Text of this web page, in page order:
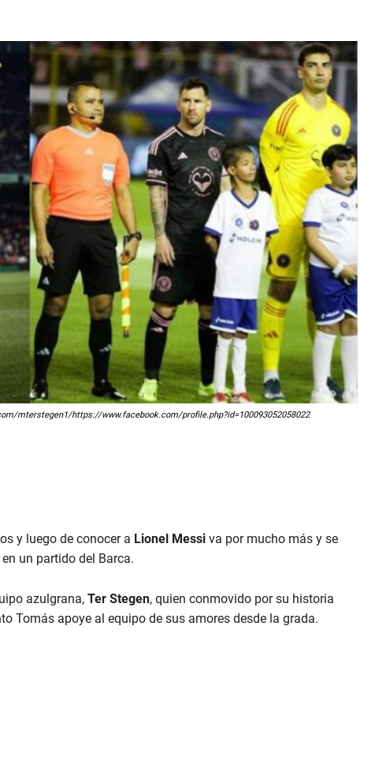
mterstegen1/https://www.facebook.com/profile.php?id=100093052058022
y luego de conocer a Lionel Messi va por mucho más y se
un partido del Barca.
azulgrana, Ter Stegen, quien conmovido por su historia
Tomás apoye al equipo de sus amores desde la grada.